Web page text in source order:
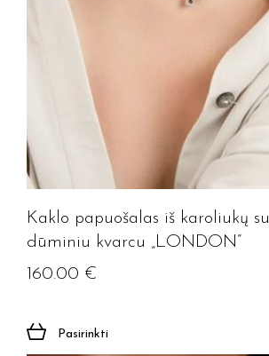
Kaklo papuošalas iš karoliukų su
dūminiu kvarcu „LONDON”
160.00 €
Pasirinkti